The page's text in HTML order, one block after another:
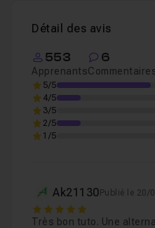
Détail des avis
553
Apprenants
6
5/5
4/5
3/5
2/5
1/5
Ak21130 Publié le 20/
5
Très bon tuto. Une